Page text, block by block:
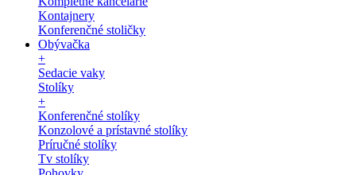
Kontajnery
Konferenčné stoličky
Obývačka
+
Sedacie vaky
Stolíky
+
Konferenčné stolíky
Konzolové a prístavné stolíky
Príručné stolíky
Tv stolíky